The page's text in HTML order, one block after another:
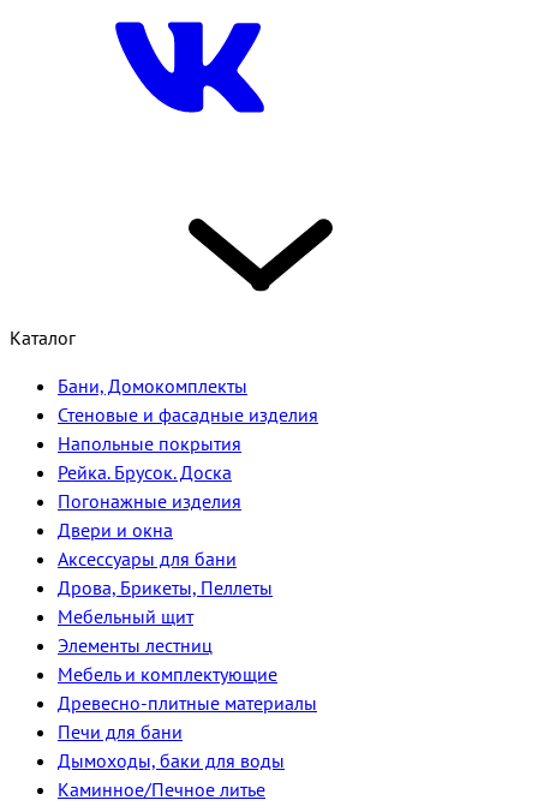
Каталог
Бани, Домокомплекты
Стеновые и фасадные изделия
Напольные покрытия
Рейка. Брусок. Доска
Погонажные изделия
Двери и окна
Аксессуары для бани
Дрова, Брикеты, Пеллеты
Мебельный щит
Элементы лестниц
Мебель и комплектующие
Древесно-плитные материалы
Печи для бани
Дымоходы, баки для воды
Каминное/Печное литье